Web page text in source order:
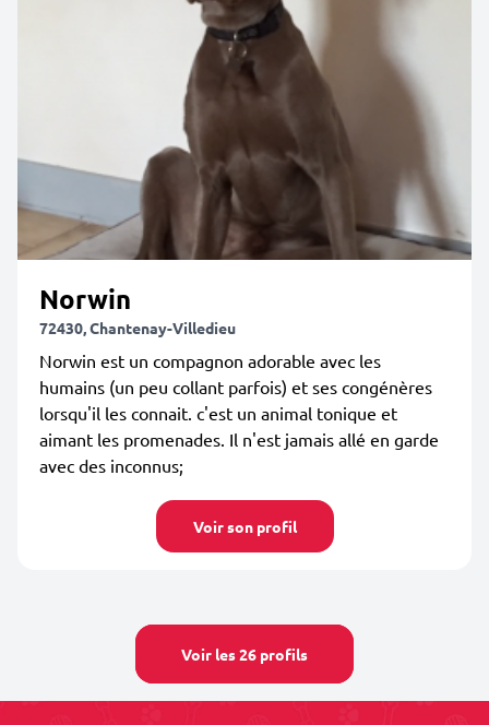
Norwin
72430, Chantenay-Villedieu
Norwin est un compagnon adorable avec les
humains (un peu collant parfois) et ses congénères
lorsqu'il les connait. c'est un animal tonique et
aimant les promenades. Il n'est jamais allé en garde
avec des inconnus;
Voir son profil
Voir les 26 profils